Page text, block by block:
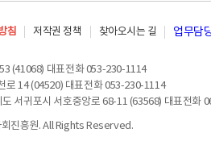
침 저작권 정책 찾아오시는 길 업무담
(41068) 대표전화 053-230-1114
로 14 (04520) 대표전화 053-230-1114
도 서귀포시 서호중앙로 68-11 (63568) 대표전화
진흥원. All Rights Reserved.